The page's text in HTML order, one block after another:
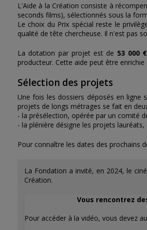
L'Aide à la Création consiste à
seconds films), sélectionnés sous la
Le choix du Prix spécial reste le
qualité de tête chercheuse. Il n'est pas
La dotation par projet est de 53 000 €
producteur. Cette aide peut être
Sélection des projets
Une fois les dossiers déposés en
projets de longs métrages se fait en
- la présélection, opérée par un comité
- la plénière désigne les projets
Pour connaître les dates des prochains
La Fondation a invité, en 2024, le
Création.
Vous rencontrez
Pour accéder à la vidéo, vous devez